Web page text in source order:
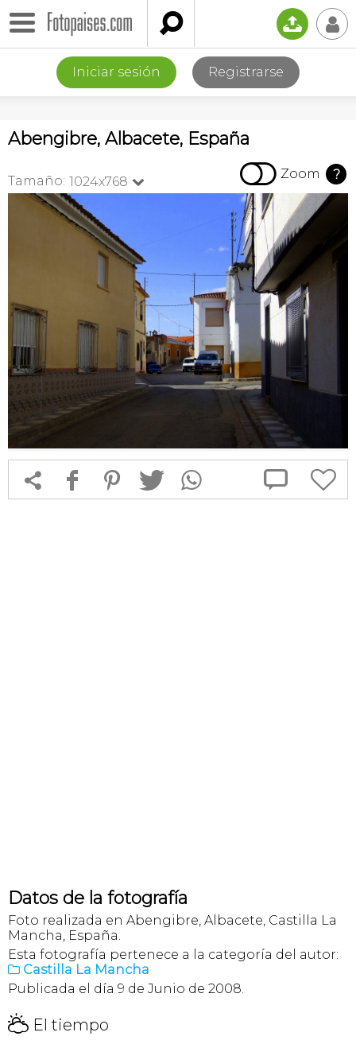
 📤 👤
Iniciar sesión Registrarse
Abengibre, Albacete, España
Tamaño: 1024x768   Zoom ?
 f 1 T  
Datos de la fotografía
Foto realizada en Abengibre, Albacete, Castilla La
Mancha, España.
Esta fotografía pertenece a la categoría del autor:
 Castilla La Mancha
Publicada el día 9 de Junio de 2008.
H El tiempo